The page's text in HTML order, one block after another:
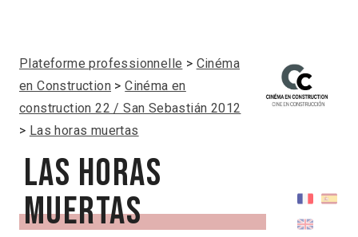
Plateforme professionnelle
Cinéma
en Construction
Cinéma en
construction 22 / San Sebastián 2012
Las horas muertas
Las horas
muertas